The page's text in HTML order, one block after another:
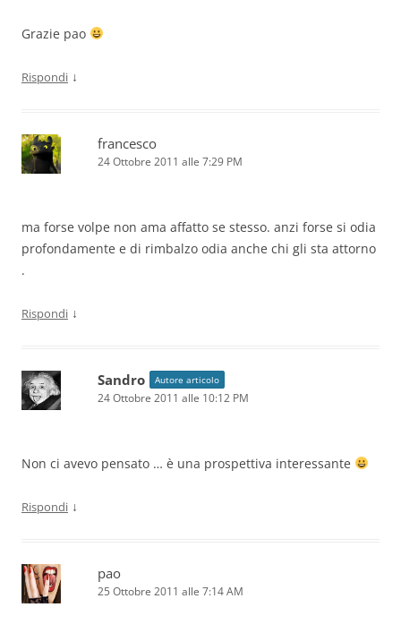
Grazie pao
Rispondi ↓
francesco
24 Ottobre 2011 alle 7:29 PM
ma forse volpe non ama affatto se stesso. anzi forse si odia
profondamente e di rimbalzo odia anche chi gli sta attorno
.
Rispondi ↓
Sandro Autore articolo
24 Ottobre 2011 alle 10:12 PM
Non ci avevo pensato … è una prospettiva interessante
Rispondi ↓
pao
25 Ottobre 2011 alle 7:14 AM